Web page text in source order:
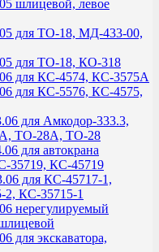
шлицевой, левое
для ТО-18, МД-433-00,
для ТО-18, КО-318
для КС-4574, КС-3575А
для КС-5576, КС-4575,
для Амкодор-333.3,
ТО-28А, ТО-28
для автокрана
35719, КС-45719
для КС-45717-1,
КС-35715-1
нерегулируемый
для экскаватора,